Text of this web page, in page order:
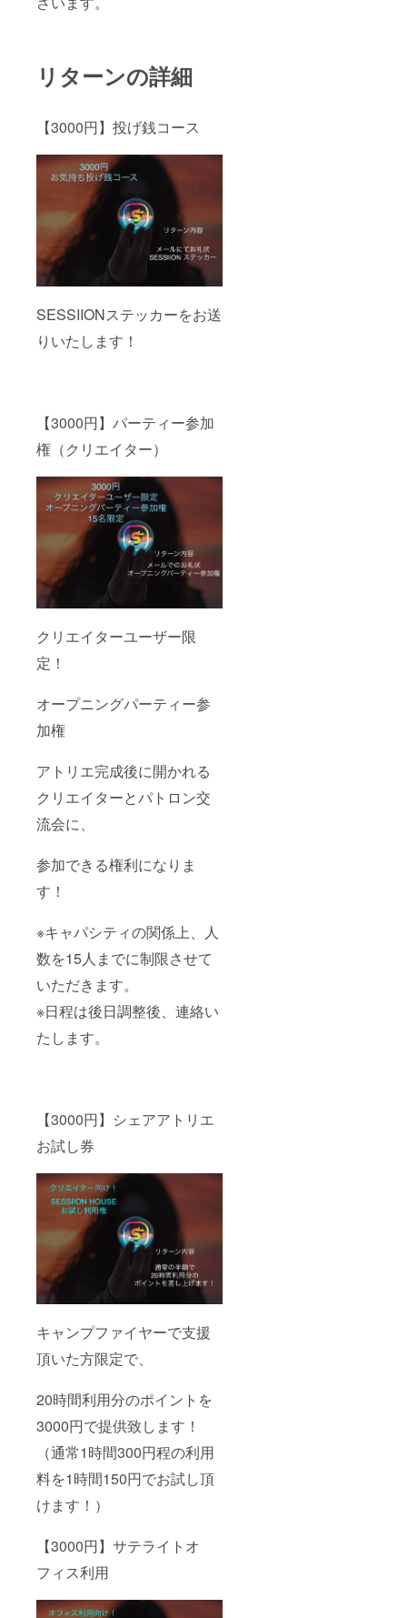
リターンの詳細
【3000円】投げ銭コース
SESSIIONステッカーをお送
りいたします！
【3000円】パーティー参加
権（クリエイター）
クリエイターユーザー限
定！
オープニングパーティー参
加権
アトリエ完成後に開かれる
クリエイターとパトロン交
流会に、
参加できる権利になりま
す！
※キャパシティの関係上、人
数を15人までに制限させて
いただきます。
※日程は後日調整後、連絡い
たします。
【3000円】シェアアトリエ
お試し券
キャンプファイヤーで支援
頂いた方限定で、
20時間利用分のポイントを
3000円で提供致します！
（通常1時間300円程の利用
料を1時間150円でお試し頂
けます！）
【3000円】サテライトオ
フィス利用